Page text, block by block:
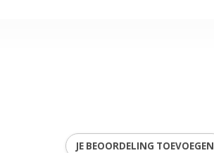
JE BEOORDELING TOEVOEGEN